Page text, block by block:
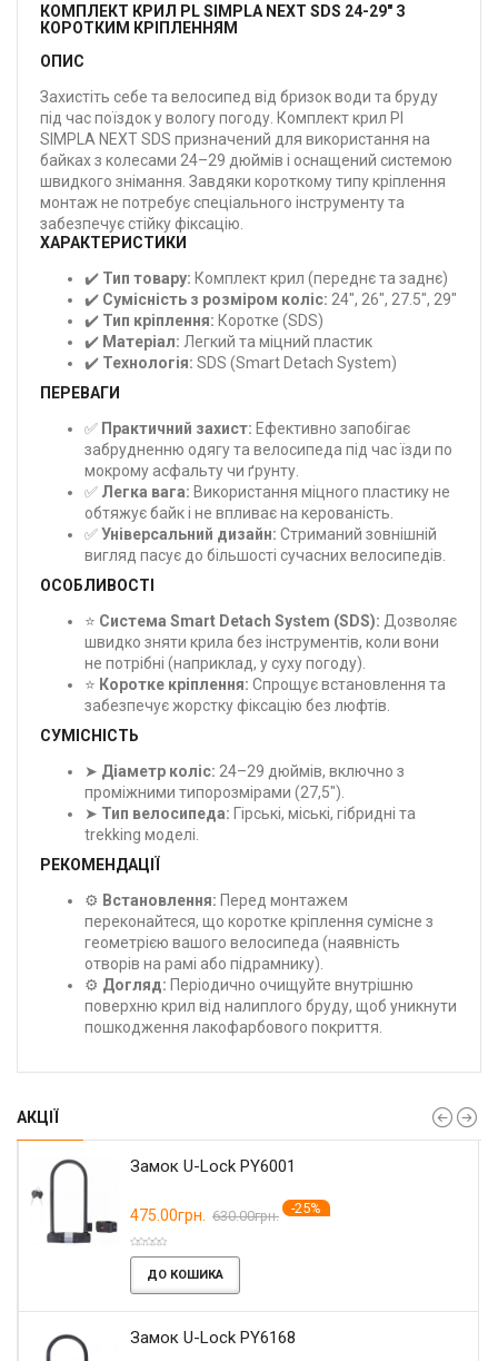
КОМПЛЕКТ КРИЛ PL SIMPLA NEXT SDS 24-29" З
КОРОТКИМ КРІПЛЕННЯМ
ОПИС
Захистіть себе та велосипед від бризок води та бруду
під час поїздок у вологу погоду. Комплект крил Pl
SIMPLA NEXT SDS призначений для використання на
байках з колесами 24–29 дюймів і оснащений системою
швидкого знімання. Завдяки короткому типу кріплення
монтаж не потребує спеціального інструменту та
забезпечує стійку фіксацію.
ХАРАКТЕРИСТИКИ
✔️ Тип товару: Комплект крил (переднє та заднє)
✔️ Сумісність з розміром коліс: 24", 26", 27.5", 29"
✔️ Тип кріплення: Коротке (SDS)
✔️ Матеріал: Легкий та міцний пластик
✔️ Технологія: SDS (Smart Detach System)
ПЕРЕВАГИ
✅ Практичний захист: Ефективно запобігає
забрудненню одягу та велосипеда під час їзди по
мокрому асфальту чи ґрунту.
✅ Легка вага: Використання міцного пластику не
обтяжує байк і не впливає на керованість.
✅Універсальний дизайн: Стриманий зовнішній
вигляд пасує до більшості сучасних велосипедів.
ОСОБЛИВОСТІ
⭐ Система Smart Detach System (SDS): Дозволяє
швидко зняти крила без інструментів, коли вони
не потрібні (наприклад, у суху погоду).
⭐ Коротке кріплення: Спрощує встановлення та
забезпечує жорстку фіксацію без люфтів.
СУМІСНІСТЬ
➤ Діаметр коліс: 24–29 дюймів, включно з
проміжними типорозмірами (27,5").
➤ Тип велосипеда: Гірські, міські, гібридні та
trekking моделі.
РЕКОМЕНДАЦІЇ
⚙️ Встановлення: Перед монтажем
переконайтеся, що коротке кріплення сумісне з
геометрією вашого велосипеда (наявність
отворів на рамі або підрамнику).
⚙️ Догляд: Періодично очищуйте внутрішню
поверхню крил від налиплого бруду, щоб уникнути
пошкодження лакофарбового покриття.
АКЦІЇ
Замок U-Lock PY6001
475.00грн. 630.00грн. -25%
ДО КОШИКА
Замок U-Lock PY6168